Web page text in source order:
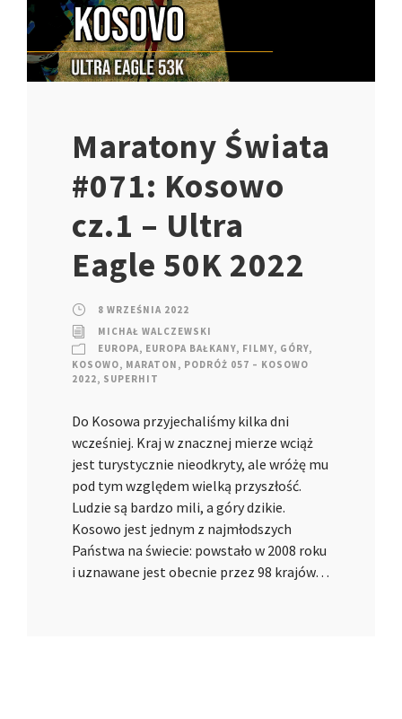
Maratony Świata
#071: Kosowo
cz.1 – Ultra
Eagle 50K 2022
8 WRZEŚNIA 2022
MICHAŁ WALCZEWSKI
EUROPA, EUROPA BAŁKANY, FILMY, GÓRY,
KOSOWO, MARATON , PODRÓŻ 057 – KOSOWO
2022, SUPERHIT
Do Kosowa przyjechaliśmy kilka dni
wcześniej. Kraj w znacznej mierze wciąż
jest turystycznie nieodkryty, ale wróżę mu
pod tym względem wielką przyszłość.
Ludzie są bardzo mili, a góry dzikie.
Kosowo jest jednym z najmłodszych
Państwa na świecie: powstało w 2008 roku
i uznawane jest obecnie przez 98 krajów…